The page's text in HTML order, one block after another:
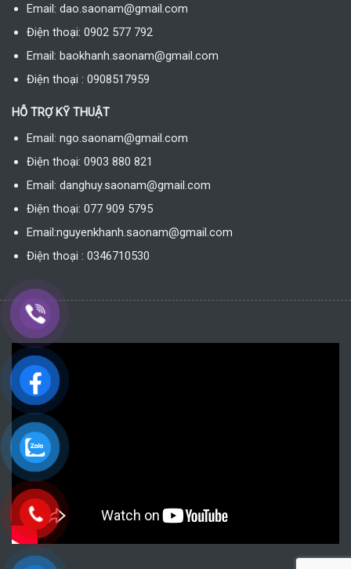
Email: dao.saonam@gmail.com
Điện thoại: 0902 577 792
Email: baokhanh.saonam@gmail.com
Điện thoại : 0908517959
HỖ TRỢ KỸ THUẬT
Email: ngo.saonam@gmail.com
Điện thoại: 0903 880 821
Email: danghuy.saonam@gmail.com
Điện thoại: 077 909 5795
Email:nguyenkhanh.saonam@gmail.com
Điện thoại : 0346710530